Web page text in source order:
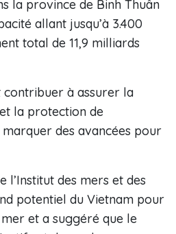
la province de Binh Thuân
allant jusqu’à 3.400
total de 11,9 milliards
à assurer la
la protection de
des avancées pour
l’Institut des mers et des
potentiel du Vietnam pour
et a suggéré que le